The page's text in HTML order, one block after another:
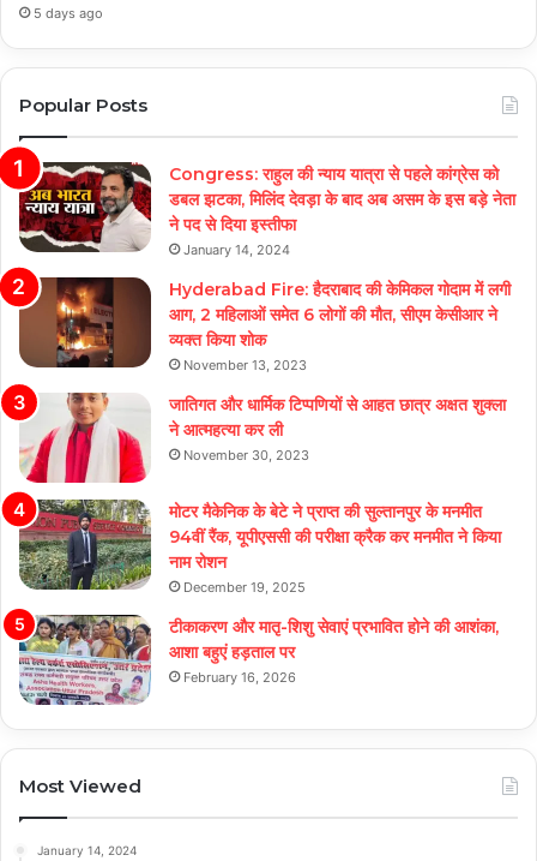
5 days ago
Popular Posts
Congress: राहुल की न्याय यात्रा से पहले कांग्रेस को
डबल झटका, मिलिंद देवड़ा के बाद अब असम के इस बड़े नेता
ने पद से दिया इस्तीफा
January 14, 2024
Hyderabad Fire: हैदराबाद की केमिकल गोदाम में लगी
आग, 2 महिलाओं समेत 6 लोगों की मौत, सीएम केसीआर ने
व्यक्त किया शोक
November 13, 2023
जातिगत और धार्मिक टिप्पणियों से आहत छात्र अक्षत शुक्ला
ने आत्महत्या कर ली
November 30, 2023
मोटर मैकेनिक के बेटे ने प्राप्त की सुल्तानपुर के मनमीत
94वीं रैंक, यूपीएससी की परीक्षा क्रैक कर मनमीत ने किया
नाम रोशन
December 19, 2025
टीकाकरण और मातृ-शिशु सेवाएं प्रभावित होने की आशंका,
आशा बहुएं हड़ताल पर
February 16, 2026
Most Viewed
January 14, 2024